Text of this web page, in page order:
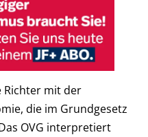
Richter mit der
die im Grundgesetz
OVG interpretiert